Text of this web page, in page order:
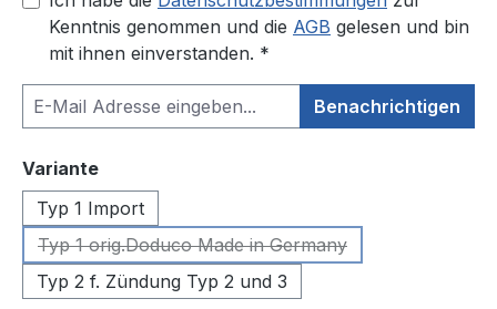
Kenntnis genommen und die AGB gelesen und bin
mit ihnen einverstanden. *
Benachrichtigen
Varianteauswählen
Typ 1 Import
Typ 1 orig.Doduco Made in Germany
(Diese Option ist zurzeit nicht verfügbar.)
Typ 2 f. Zündung Typ 2 und 3